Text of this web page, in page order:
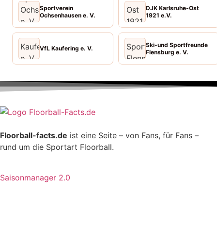
Sportverein
Ochsenhausen e. V.
DJK Karlsruhe-Ost
1921 e.V.
VfL Kaufering e. V.
Ski-und Sportfreunde
Flensburg e. V.
Floorball-facts.de ist eine Seite – von Fans, für Fans –
rund um die Sportart Floorball.
Saisonmanager 2.0